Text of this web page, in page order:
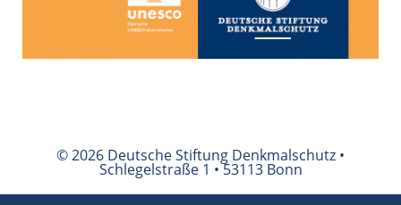
© 2026 Deutsche Stiftung Denkmalschutz •
Schlegelstraße 1 • 53113 Bonn